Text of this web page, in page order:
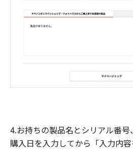
4.お持ちの製品名とシリアル番号、
購入日を入力してから「入力内